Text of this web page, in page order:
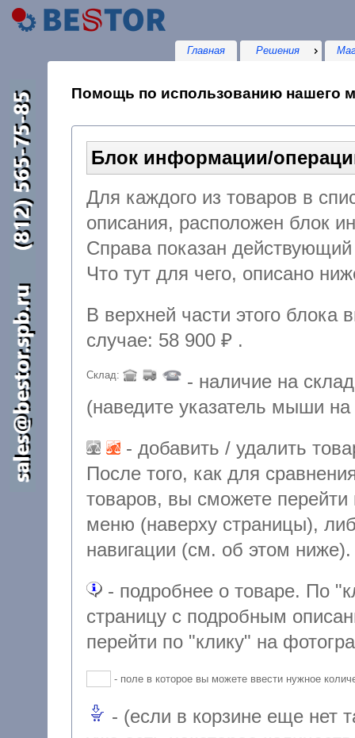
Главная Решения
Помощь по использованию нашего
Блок информации/
Для каждого из товаров в
описания, расположен блок
Справа показан
Что тут для чего, описано
В верхней части этого блока
случае: 58 900 ₽ .
Склад:
- наличие на
(наведите указатель мыши
- добавить / удалить товар из сравнения по характеристикам.
После того, как для сравнения будут добавлены не менее 2-х
товаров, вы сможете перейти к
меню (наверху страницы), либо
навигации (см. об этом ниже).
- подробнее о товаре. По "клику" на этой иконке, вы попадете на
страницу с подробным описанием данного товара. Туда же можно
перейти по "клику" на
- поле в которое вы можете ввести нужное
- (если в корзине еще нет